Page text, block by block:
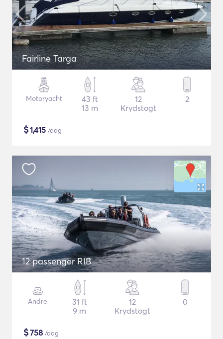
Fairline Targa
Motoryacht
43 ft
13 m
12
Krydstogt
2
$1,415 /dag
12 passenger RIB
Andre
31 ft
9 m
12
Krydstogt
0
$758 /dag